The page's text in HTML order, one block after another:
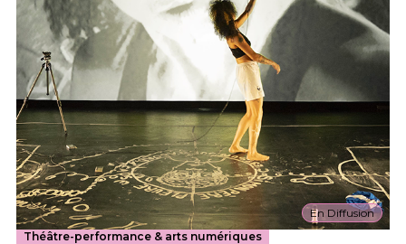
En Diffusion
Théâtre-performance & arts numériques